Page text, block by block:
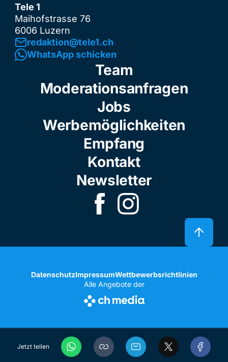
Jetzt teilen
Tele 1
Maihofstrasse 76
6006 Luzern
redaktion@tele1.ch
WhatsApp schicken
Team
Moderationsanfragen
Jobs
Werbemöglichkeiten
Empfang
Kontakt
Newsletter
DatenschutzImpressumWettbewerbsrichtlinien
Alle Angebote der